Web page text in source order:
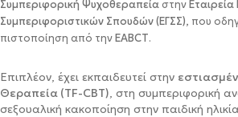
Συμπεριφορική Ψυχοθεραπείαστην
Συμπεριφοριστικών Σπουδών (ΕΓΣΣ), που
πιστοποίηση από τηνEABCT.
Επιπλέον, έχει εκπαιδευτεί στην
Θεραπεία (ΤF-CBT), στη συμπεριφορική
σεξουαλική κακοποίηση στην παιδική